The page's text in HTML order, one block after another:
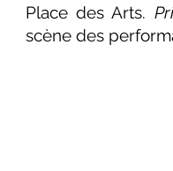
Place des Arts.
scène des